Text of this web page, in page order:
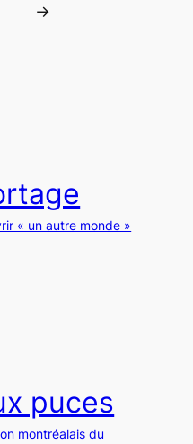
→
« un autre monde »
puces
montréalais du